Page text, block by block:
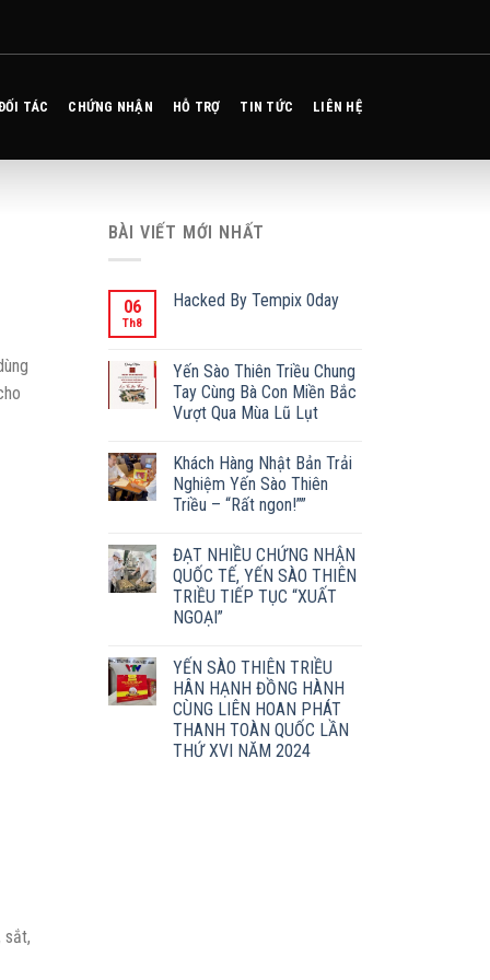
TÁC CHỨNG NHẬN HỖ TRỢ TIN TỨC LIÊN HỆ
sắt,
BÀI VIẾT MỚI NHẤT
06
Th8
Hacked By Tempix 0day
Yến Sào Thiên Triều Chung
Tay Cùng Bà Con Miền Bắc
Vượt Qua Mùa Lũ Lụt
Khách Hàng Nhật Bản Trải
Nghiệm Yến Sào Thiên
Triều – “Rất ngon!””
ĐẠT NHIỀU CHỨNG NHẬN
QUỐC TẾ, YẾN SÀO THIÊN
TRIỀU TIẾP TỤC “XUẤT
NGOẠI”
YẾN SÀO THIÊN TRIỀU
HÂN HẠNH ĐỒNG HÀNH
CÙNG LIÊN HOAN PHÁT
THANH TOÀN QUỐC LẦN
THỨ XVI NĂM 2024